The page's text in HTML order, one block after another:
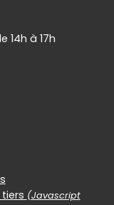
14h à 17h
(Javascript